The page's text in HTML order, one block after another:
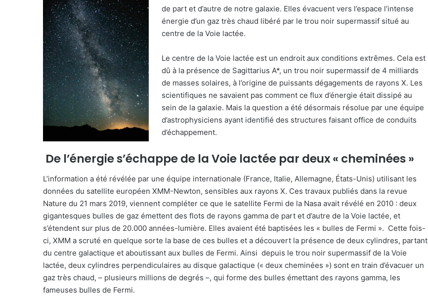
de part et d’autre de notre galaxie. Elles évacuent vers l’espace l’intense
énergie d’un gaz très chaud libéré par le trou noir supermassif situé au
centre de la Voie lactée.
Le centre de la Voie lactée est un endroit aux conditions extrêmes. Cela est
dû à la présence de Sagittarius A*, un trou noir supermassif de 4 milliards
de masses solaires, à l’origine de puissants dégagements de rayons X. Les
scientifiques ne savaient pas comment ce flux d’énergie était dissipé au
sein de la galaxie. Mais la question a été désormais résolue par une équipe
d’astrophysiciens ayant identifié des structures faisant office de conduits
d’échappement.
De l’énergie s’échappe de la Voie lactée par deux « cheminées »
L’information a été révélée par une équipe internationale (France, Italie, Allemagne, États-Unis) utilisant les
données du satellite européen XMM-Newton, sensibles aux rayons X. Ces travaux publiés dans la revue
Nature du 21 mars 2019, viennent compléter ce que le satellite Fermi de la Nasa avait révélé en 2010 : deux
gigantesques bulles de gaz émettent des flots de rayons gamma de part et d’autre de la Voie lactée, et
s’étendent sur plus de 20.000 années-lumière. Elles avaient été baptisées les « bulles de Fermi ». Cette fois-
ci, XMM a scruté en quelque sorte la base de ces bulles et a découvert la présence de deux cylindres, partant
du centre galactique et aboutissant aux bulles de Fermi. Ainsi depuis le trou noir supermassif de la Voie
lactée, deux cylindres perpendiculaires au disque galactique (« deux cheminées ») sont en train d’évacuer un
gaz très chaud, – plusieurs millions de degrés –, qui forme des bulles émettant des rayons gamma, les
fameuses bulles de Fermi.